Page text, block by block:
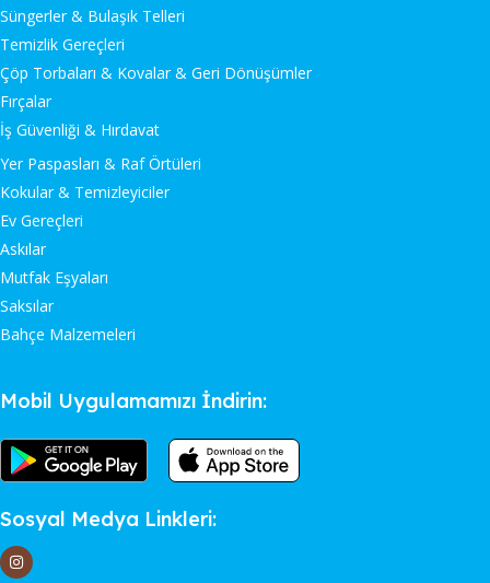
Süngerler & Bulaşık Telleri
Temizlik Gereçleri
Çöp Torbaları & Kovalar & Geri Dönüşümler
Fırçalar
İş Güvenliği & Hırdavat
Yer Paspasları & Raf Örtüleri
Kokular & Temizleyiciler
Ev Gereçleri
Askılar
Mutfak Eşyaları
Saksılar
Bahçe Malzemeleri
Mobil Uygulamamızı İndirin:
Sosyal Medya Linkleri: